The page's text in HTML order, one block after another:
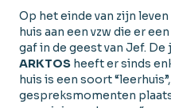
Op het einde van zijn
huis aan een vzw die er een
gaf in de geest van Jef.
ARKTOS heeft er sinds
huis is een soort
gespreksmomenten